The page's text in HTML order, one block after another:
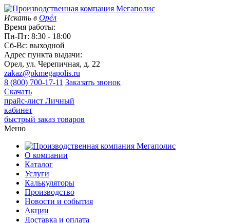
Искать в Орёл
Время работы:
Пн-Пт: 8:30 - 18:00
Сб-Вс: выходной
Адрес пункта выдачи:
Орел, ул. Черепичная, д. 22
zakaz@pkmegapolis.ru
8 (800) 700-17-11 Заказать звонок
Скачать
прайс-лист Личный
кабинет
быстрый заказ товаров
Меню
О компании
Каталог
Услуги
Калькуляторы
Производство
Новости и события
Акции
Доставка и оплата